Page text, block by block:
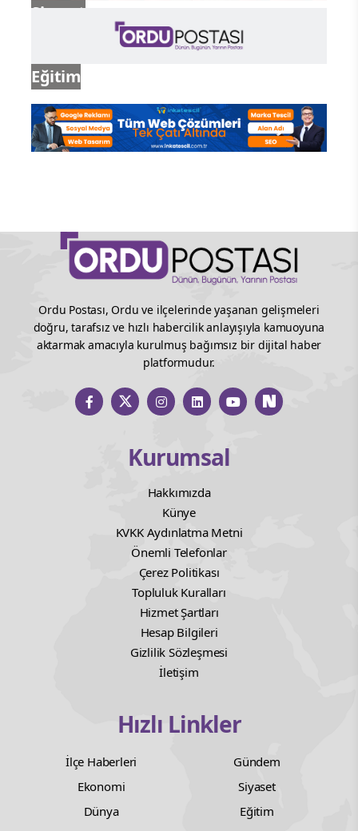
Siyaset
Eğitim
Ordu Postası, Ordu ve ilçelerinde yaşanan gelişmeleri
doğru, tarafsız ve hızlı habercilik anlayışıyla kamuoyuna
aktarmak amacıyla kurulmuş bağımsız bir dijital haber
platformudur.
Kurumsal
Hakkımızda
Künye
KVKK Aydınlatma Metni
Önemli Telefonlar
Çerez Politikası
Topluluk Kuralları
Hizmet Şartları
Hesap Bilgileri
Gizlilik Sözleşmesi
İletişim
Hızlı Linkler
İlçe Haberleri
Gündem
Ekonomi
Siyaset
Dünya
Eğitim